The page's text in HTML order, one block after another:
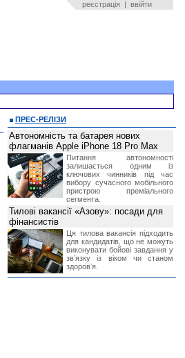
реєстрація | ввійти
ПРЕС-РЕЛІЗИ
Автономність та батарея нових
флагманів Apple iPhone 18 Pro Max
Питання автономності
залишається одним із
ключових чинників під час
вибору сучасного мобільного
пристрою преміального
сегмента.
Тилові вакансії «Азову»: посади для
фінансистів
Ця тилова вакансія підходить
для кандидатів, що не можуть
виконувати бойові завдання у
звʼязку із віком чи станом
здоровʼя.